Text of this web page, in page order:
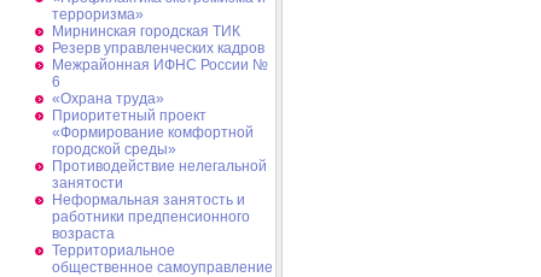
терроризма»
Мирнинская городская ТИК
Резерв управленческих кадров
Межрайонная ИФНС России №
6
«Охрана труда»
Приоритетный проект
«Формирование комфортной
городской среды»
Противодействие нелегальной
занятости
Неформальная занятость и
работники предпенсионного
возраста
Территориальное
общественное самоуправление